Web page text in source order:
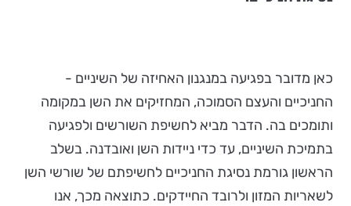
כאן מדובר בפגיעה במנגנון האחיזה של השיניים -
החניכיים והעצם הסמוכה, המחזיקים את השן במקומה
ותומכים בה. הדבר מביא לחשיפת השורשים ולפגיעה
בתמיכת השיניים, עד כדי ניידות השן ואובדנה. בשלב
הראשון גורמת נסיגת החניכיים לחשיפתם של שורשי השן
לשאריות המזון ולרובד החיידקים. כתוצאה מכך, אנו